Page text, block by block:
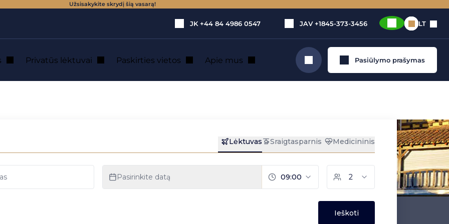
Užsisakykite skrydį šią vasarą!
JK +44 84 4986 0547 JAV +1845-373-3456 LT
Privatūs lėktuvai Paskirties vietos Apie mus Ieškoti Pasiūlymo prašymas